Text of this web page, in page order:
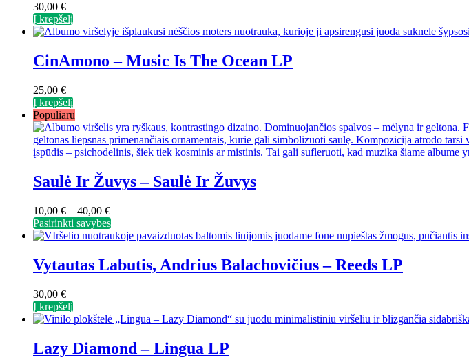
30,00 €
Į krepšelį
CinAmono – Music Is The Ocean LP
25,00 €
Į krepšelį
Populiaru
Saulė Ir Žuvys ‎– Saulė Ir Žuvys
10,00 € – 40,00 €Price
range:
10,00 €
40,00 €
Pasirinkti savybesThis
product
multiple
variants.
be
on
the
Vytautas Labutis, Andrius Balachovičius – Reeds LP
30,00 €
Į krepšelį
Lazy Diamond – Lingua LP